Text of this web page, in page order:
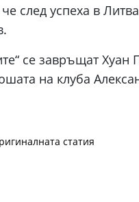
след успеха в
се завръщат
на клуба
статия